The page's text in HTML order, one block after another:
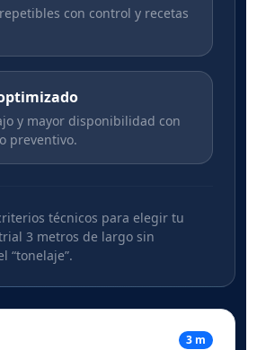
con control y recetas
y mayor disponibilidad con
preventivo.
técnicos para elegir tu
3 metros de largo sin
“tonelaje”.
3 m